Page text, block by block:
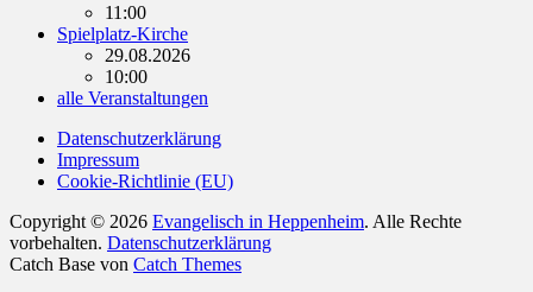
11:00
Spielplatz-Kirche
29.08.2026
10:00
alle Veranstaltungen
Datenschutzerklärung
Impressum
Cookie-Richtlinie (EU)
Copyright © 2026 Evangelisch in Heppenheim. Alle Rechte
vorbehalten. Datenschutzerklärung
Catch Base von Catch Themes